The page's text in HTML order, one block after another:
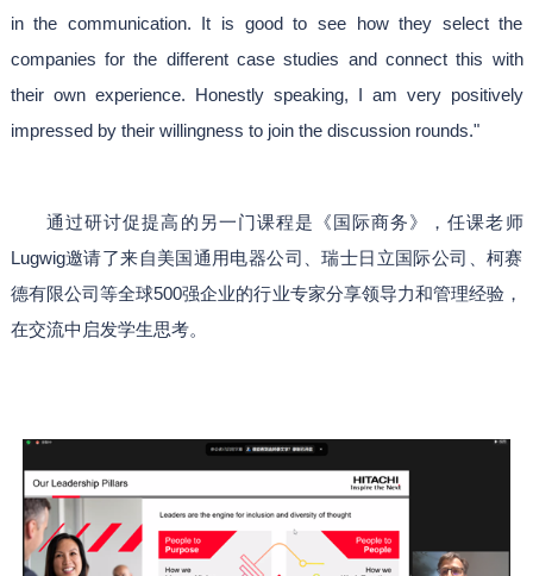
in the communication. It is good to see how they select the
companies for the different case studies and connect this with
their own experience. Honestly speaking, I am very positively
impressed by their willingness to join the discussion rounds."
通过研讨促提高的另一门课程是《国际商务》，任课老师
Lugwig邀请了来自美国通用电器公司、瑞士日立国际公司、柯赛
德有限公司等全球500强企业的行业专家分享领导力和管理经验，
在交流中启发学生思考。